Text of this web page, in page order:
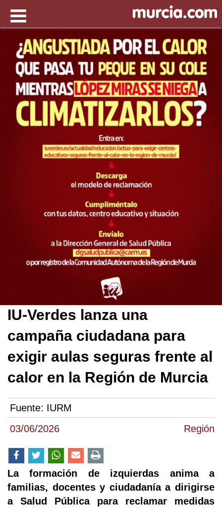
03/06/2026 Región
IU-Verdes lanza una
campaña ciudadana para
exigir aulas seguras frente al
calor en la Región de Murcia
Fuente: IURM
La formación de izquierdas anima a
familias, docentes y ciudadanía a dirigirse
a Salud Pública para reclamar medidas